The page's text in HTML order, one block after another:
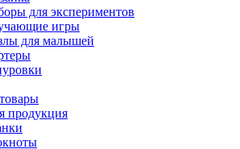
для экспериментов
игры
для малышей
продукция